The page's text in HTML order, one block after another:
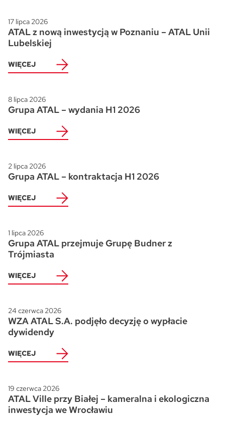
17 lipca 2026
ATAL z nową inwestycją w Poznaniu – ATAL Unii
Lubelskiej
WIĘCEJ
8 lipca 2026
Grupa ATAL – wydania H1 2026
WIĘCEJ
2 lipca 2026
Grupa ATAL – kontraktacja H1 2026
WIĘCEJ
1 lipca 2026
Grupa ATAL przejmuje Grupę Budner z
Trójmiasta
WIĘCEJ
24 czerwca 2026
WZA ATAL S.A. podjęło decyzję o wypłacie
dywidendy
WIĘCEJ
19 czerwca 2026
ATAL Ville przy Białej – kameralna i ekologiczna
inwestycja we Wrocławiu